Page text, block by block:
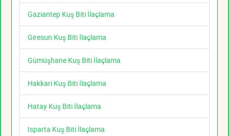
Gaziantep Kuş Biti İlaçlama
Giresun Kuş Biti İlaçlama
Gümüşhane Kuş Biti İlaçlama
Hakkari Kuş Biti İlaçlama
Hatay Kuş Biti İlaçlama
Isparta Kuş Biti İlaçlama